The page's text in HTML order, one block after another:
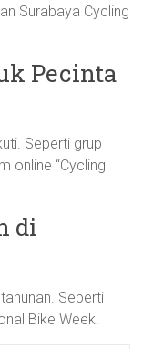
Surabaya Cycling
Pecinta
Seperti grup
online “Cycling
di
tahunan. Seperti
Bike Week.